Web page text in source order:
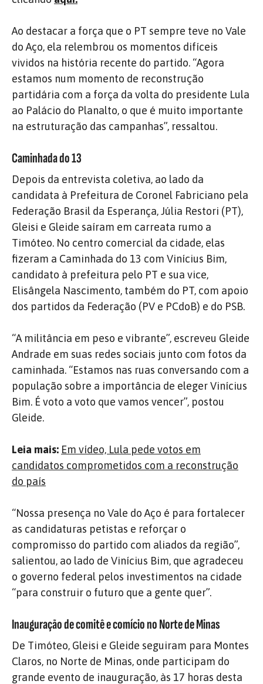
Ao destacar a força que o PT sempre teve no Vale
do Aço, ela relembrou os momentos difíceis
vividos na história recente do partido. “Agora
estamos num momento de reconstrução
partidária com a força da volta do presidente Lula
ao Palácio do Planalto, o que é muito importante
na estruturação das campanhas”, ressaltou.
Caminhada do 13
Depois da entrevista coletiva, ao lado da
candidata à Prefeitura de Coronel Fabriciano pela
Federação Brasil da Esperança, Júlia Restori (PT),
Gleisi e Gleide saíram em carreata rumo a
Timóteo. No centro comercial da cidade, elas
fizeram a Caminhada do 13 com Vinícius Bim,
candidato à prefeitura pelo PT e sua vice,
Elisângela Nascimento, também do PT, com apoio
dos partidos da Federação (PV e PCdoB) e do PSB.
“A militância em peso e vibrante”, escreveu Gleide
Andrade em suas redes sociais junto com fotos da
caminhada. “Estamos nas ruas conversando com a
população sobre a importância de eleger Vinícius
Bim. É voto a voto que vamos vencer”, postou
Gleide.
Leia mais: Em vídeo, Lula pede votos em
candidatos comprometidos com a reconstrução
do país
“Nossa presença no Vale do Aço é para fortalecer
as candidaturas petistas e reforçar o
compromisso do partido com aliados da região”,
salientou, ao lado de Vinícius Bim, que agradeceu
o governo federal pelos investimentos na cidade
“para construir o futuro que a gente quer”.
Inauguração de comitê e comício no Norte de Minas
De Timóteo, Gleisi e Gleide seguiram para Montes
Claros, no Norte de Minas, onde participam do
grande evento de inauguração, às 17 horas desta